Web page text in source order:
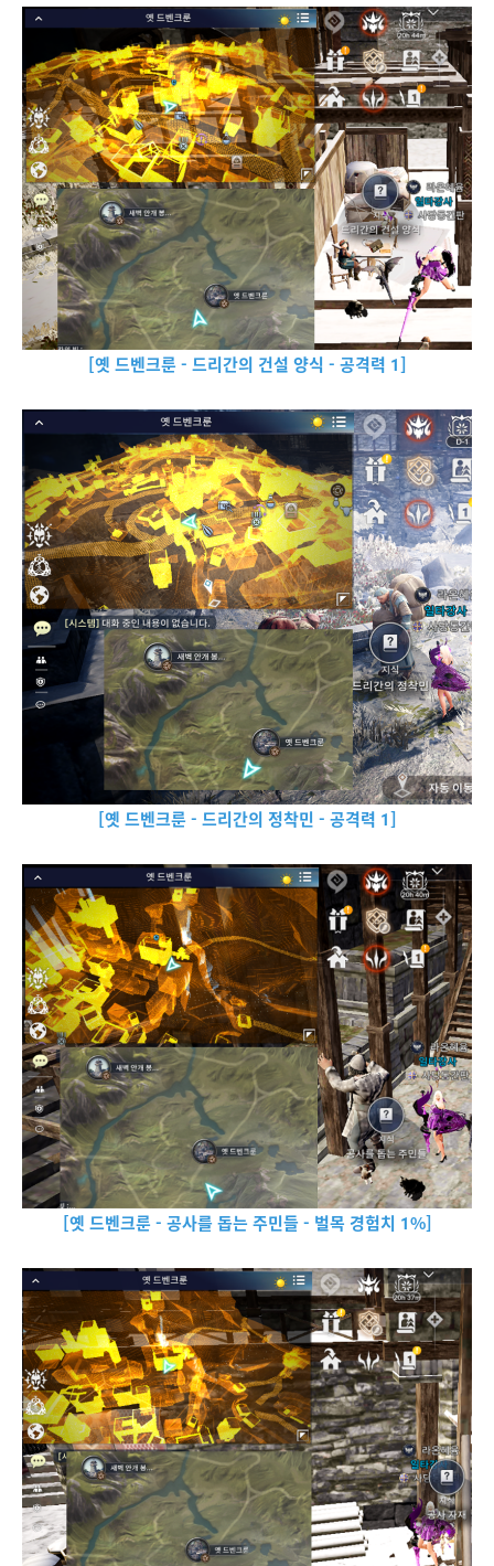
[옛 드벤크룬 - 드리간의 건설 양식 - 공격력 1]
[옛 드벤크룬 - 드리간의 정착민 - 공격력 1]
[옛 드벤크룬 - 공사를 돕는 주민들 - 벌목 경험치 1%]